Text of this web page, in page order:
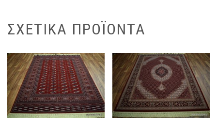
ΣΧΕΤΙΚΆ ΠΡΟΪΌΝΤΑ